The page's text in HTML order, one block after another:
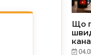
Що